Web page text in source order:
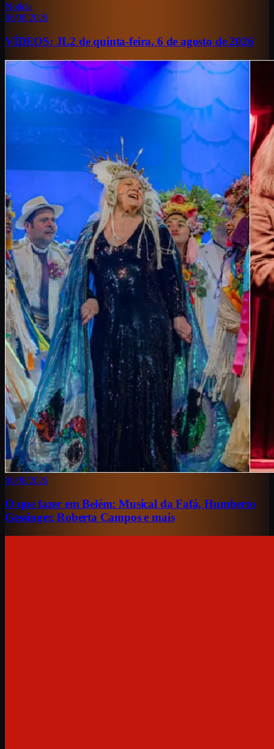
♫
Notícia
06/08/2026
VÍDEOS: JL2 de quinta-feira, 6 de agosto de 2026
06/08/2026
O que fazer em Belém: Musical da Fafá, Humberto
Gessinger, Roberta Campos e mais